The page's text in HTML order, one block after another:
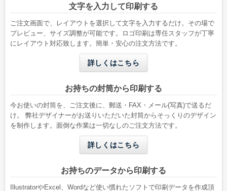
W142 x H332 mm
A4縦二つ折りが入る
W119 x H277 mm
B5縦二つ折りが入る
洋形2号タテ
文字を入力して印刷する
ご注文画面で、レイアウトを選択して文字を入力するだけ。その場で
プレビュー、サイズ調整が可能です。ロゴ印刷は専任スタッフが丁寧
にレイアウト対応致します。簡単・安心の注文方法です。
詳しくはこちら
お持ちの封筒から印刷する
今お使いの封筒を、ご注文後に、郵送・FAX・メール(写真)で送るだ
け。 弊社デザイナーがお送りいただいた封筒からそっくりのデザイン
を制作します。面倒な作業は一切なしのご注文方法です。
詳しくはこちら
お持ちのデータから印刷する
IllustratorやExcel、Wordなど使い慣れたソフトで印刷データを作成頂